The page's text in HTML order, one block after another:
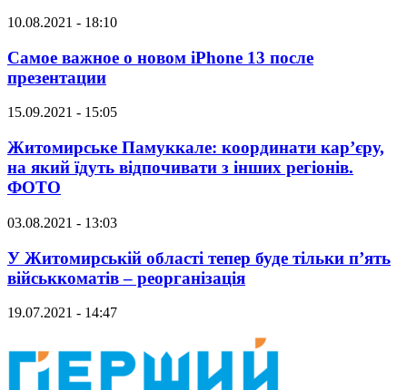
10.08.2021 - 18:10
Самое важное о новом iPhone 13 после
презентации
15.09.2021 - 15:05
Житомирське Памуккале: координати кар’єру,
на який їдуть відпочивати з інших регіонів.
ФОТО
03.08.2021 - 13:03
У Житомирській області тепер буде тільки п’ять
військкоматів – реорганізація
19.07.2021 - 14:47